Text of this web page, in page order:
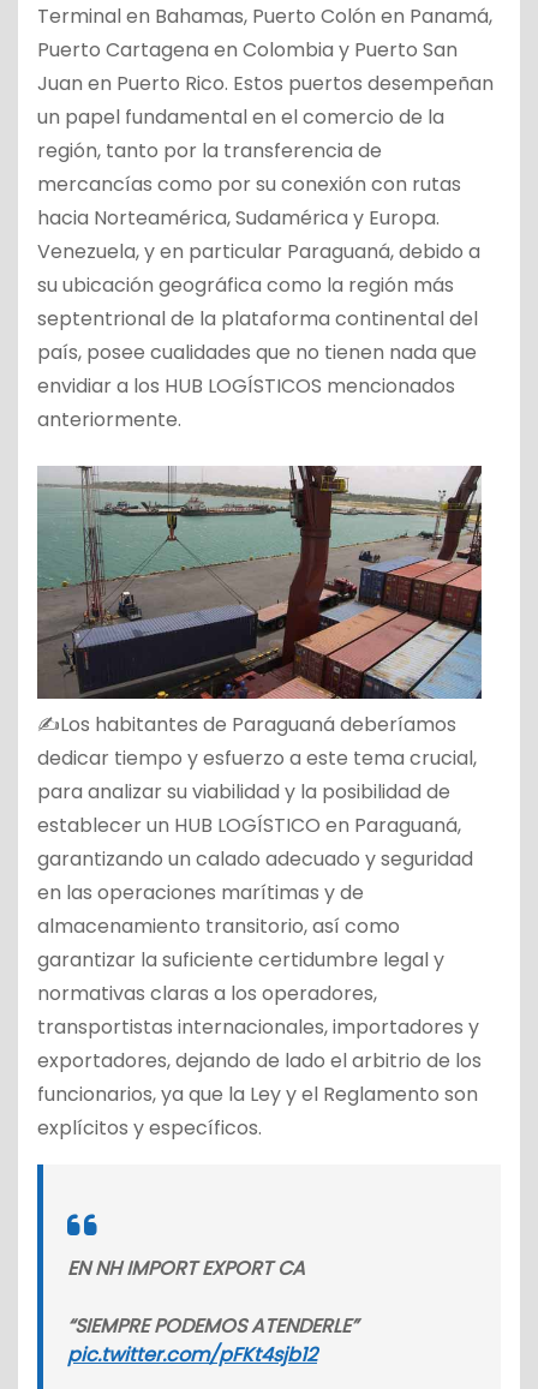
Terminal en Bahamas, Puerto Colón en Panamá,
Puerto Cartagena en Colombia y Puerto San
Juan en Puerto Rico. Estos puertos desempeñan
un papel fundamental en el comercio de la
región, tanto por la transferencia de
mercancías como por su conexión con rutas
hacia Norteamérica, Sudamérica y Europa.
Venezuela, y en particular Paraguaná, debido a
su ubicación geográfica como la región más
septentrional de la plataforma continental del
país, posee cualidades que no tienen nada que
envidiar a los HUB LOGÍSTICOS mencionados
anteriormente.
✍Los habitantes de Paraguaná deberíamos
dedicar tiempo y esfuerzo a este tema crucial,
para analizar su viabilidad y la posibilidad de
establecer un HUB LOGÍSTICO en Paraguaná,
garantizando un calado adecuado y seguridad
en las operaciones marítimas y de
almacenamiento transitorio, así como
garantizar la suficiente certidumbre legal y
normativas claras a los operadores,
transportistas internacionales, importadores y
exportadores, dejando de lado el arbitrio de los
funcionarios, ya que la Ley y el Reglamento son
explícitos y específicos.
EN NH IMPORT EXPORT CA
“SIEMPRE PODEMOS ATENDERLE”
pic.twitter.com/pFKt4sjb12